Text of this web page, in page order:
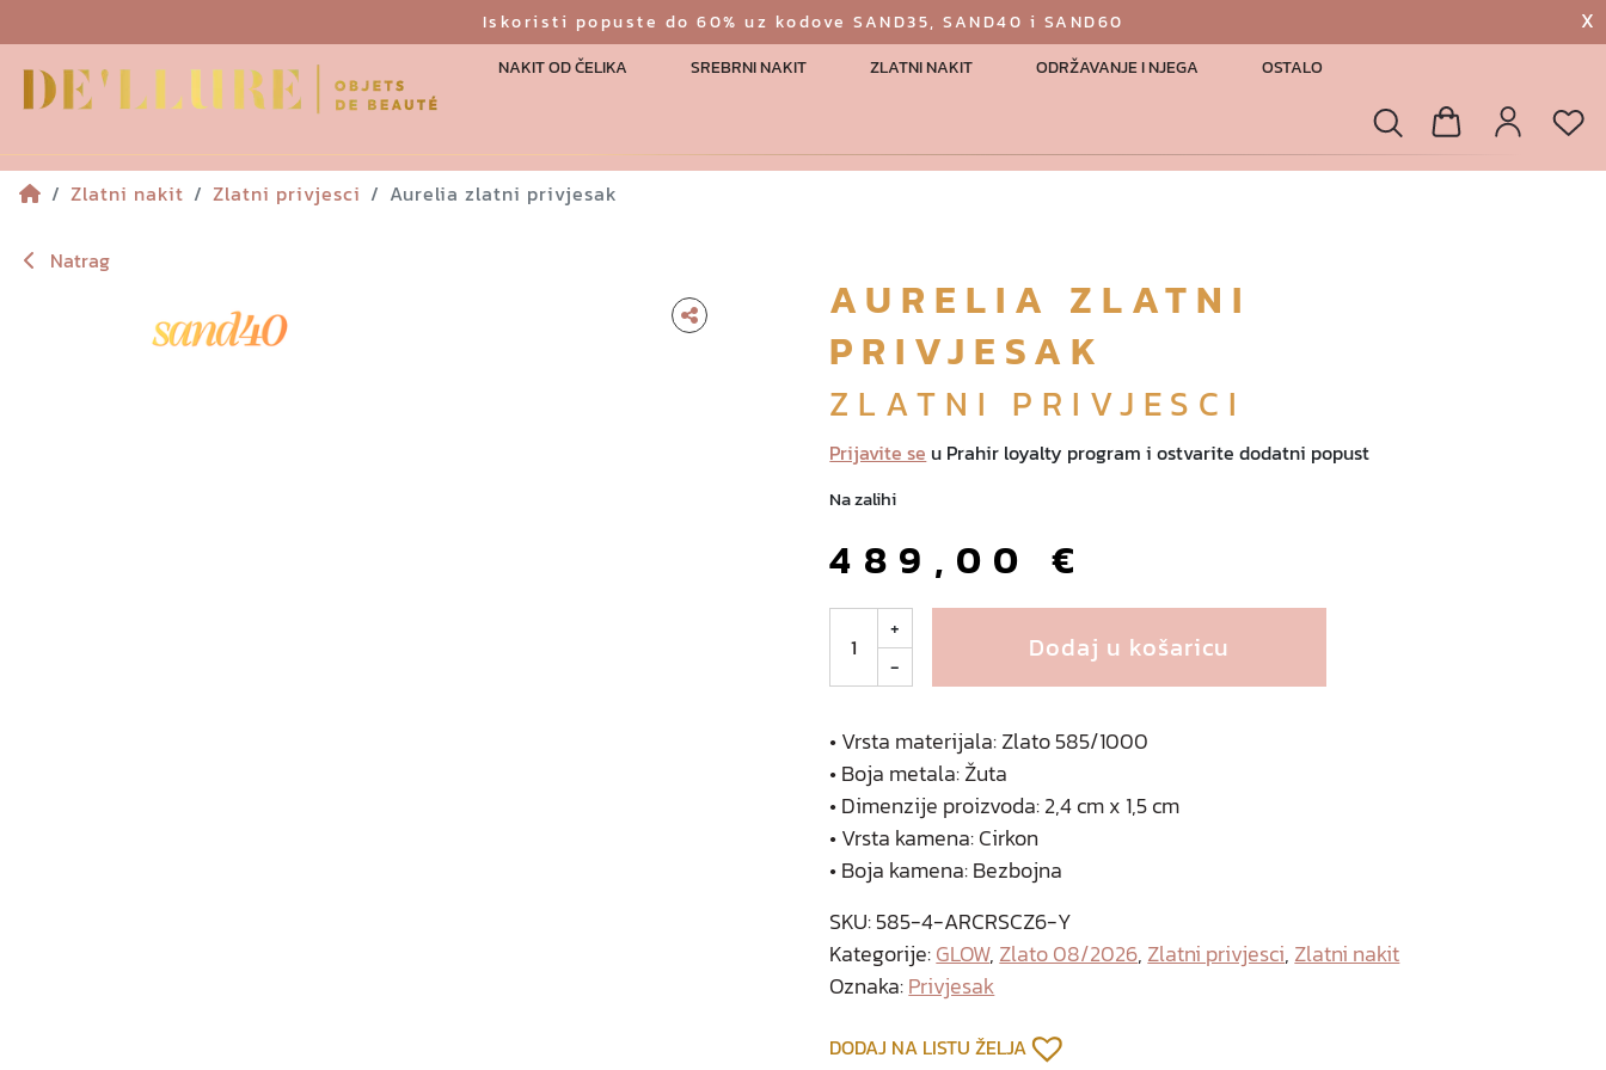
Iskoristi popuste do 60% uz kodove SAND35, SAND40 i SAND60 X
NAKIT OD ČELIKA SREBRNI NAKIT ZLATNI NAKIT ODRŽAVANJE I NJEGA OSTALO
Pretraga
Zlatni nakit
Zlatni privjesci Aurelia zlatni privjesak
Natrag
AURELIA ZLATNI
PRIVJESAK
ZLATNI PRIVJESCI
Prijavite se u Prahir loyalty program i ostvarite dodatni popust
Na zalihi
489,00€
r
l
i
l
a
t
n
i
p
i
+
-
Dodaj u košaricu
• Vrsta materijala: Zlato 585/1000
• Boja metala: Žuta
• Dimenzije proizvoda: 2,4 cm x 1,5 cm
• Vrsta kamena: Cirkon
• Boja kamena: Bezbojna
SKU:585-4-ARCRSCZ6-Y
Kategorije:GLOW, Zlato 08/2026, Zlatni privjesci, Zlatni nakit
Oznaka:Privjesak
DODAJ NA LISTU ŽELJA